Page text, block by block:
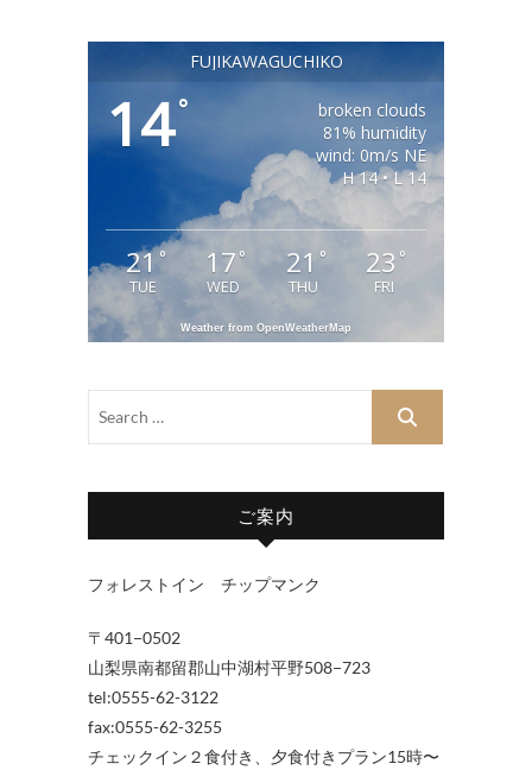
FUJIKAWAGUCHIKO
14°
broken clouds
81% humidity
wind: 0m/s NE
H 14 • L 14
21 °
TUE
17 °
WED
21°
THU
23 °
FRI
Weather from OpenWeatherMap
ご案内
フォレストイン チップマンク
〒401−0502
山梨県南都留郡山中湖村平野508−723
tel:0555-62-3122
fax:0555-62-3255
チェックイン２食付き、夕食付きプラン15時〜